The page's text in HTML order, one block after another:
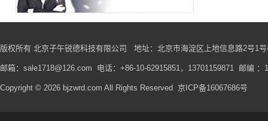
版权所有 北京子午锐德科技有限公司 地址：北京市海淀区上地信息路2号1
邮箱：sale1718@126.com 电话：+86-10-62915851，13701159871 邮编 ：
Copyright © 2026 bjzwrd.com All Rights Reserved 京ICP备16067686号